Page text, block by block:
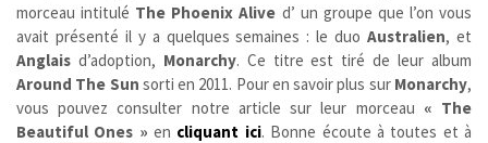
morceau intitulé The Phoenix Alive d’ un groupe que l’on vous
avait présenté il y a quelques semaines : le duoAustralien, et
Anglais d’adoption, Monarchy. Ce titre est tiré de leur album
Around The Sun sorti en 2011. Pour en savoir plus sur Monarchy,
vous pouvez consulter notre article sur leur morceau « The
Beautiful Ones » en cliquant ici. Bonne écoute à toutes et à